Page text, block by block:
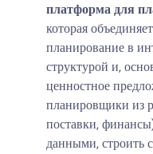
платформа для
которая
планирование в
структурой и,
ценностное
планировщики из
поставки,
данными, строить